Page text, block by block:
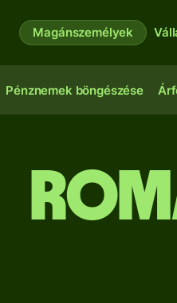
Magánszemélyek
Pénznemek böngészése